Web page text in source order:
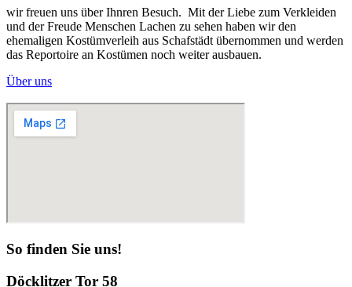
wir freuen uns über Ihnren Besuch. Mit der Liebe zum Verkleiden
und der Freude Menschen Lachen zu sehen haben wir den
ehemaligen Kostümverleih aus Schafstädt übernommen und werden
das Reportoire an Kostümen noch weiter ausbauen.
Über uns
So finden Sie uns!
Döcklitzer Tor 58